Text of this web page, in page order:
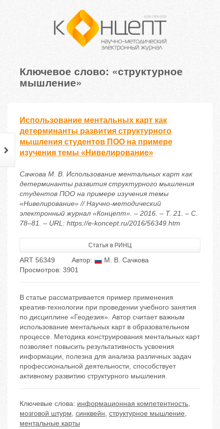
Ключевое слово: «структурное
мышление»
Использование ментальных карт как
детерминанты развития структурного
мышления студентов ПОО на примере
изучения темы «Нивелирование»
Сачкова М. В. Использование ментальных карт как
детерминанты развития структурного мышления
студентов ПОО на примере изучения темы
«Нивелирование» // Научно-методический
электронный журнал «Концепт». – 2016. – Т. 21. – С.
78–81. – URL: https://e-koncept.ru/2016/56349.htm
Статья в РИНЦ
ART 56349 Автор:
М. В. Сачкова
Просмотров: 3901
В статье рассматривается пример применения
креатив-технологии при проведении учебного занятия
по дисциплине «Геодезия». Автор считает важным
использование ментальных карт в образовательном
процессе. Методика конструирования ментальных карт
позволяет повысить результативность усвоения
информации, полезна для анализа различных задач
профессиональной деятельности, способствует
активному развитию структурного мышления.
Ключевые слова: информационная компетентность,
мозговой штурм, синквейн, структурное мышление,
ментальные карты